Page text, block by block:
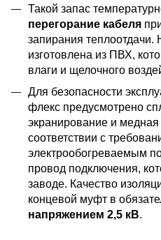
Такой запас
перегорание кабеля
запирания теплоотдачи.
изготовлена из ПВХ,
влаги и щелочного
Для безопасности
флекс предусмотрено
экранирование и
соответствии с
электрообогреваемым
провод подключения,
заводе. Качество
концевой муфт в
напряжением 2,5 кВ.